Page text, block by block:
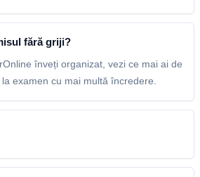
fără griji?
înveți organizat, vezi ce mai ai de
examen cu mai multă încredere.